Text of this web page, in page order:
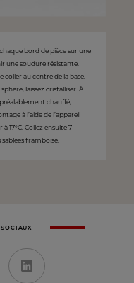
bord de pièce sur une
une soudure résistante.
coller au centre de la base.
laissez cristalliser. À
chauffé,
à l’aide de l’appareil
17°C. Collez ensuite 7
framboise.